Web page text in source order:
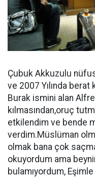
Çubuk Akkuzulu
ve 2007 Yılında
Burak ismini alan
kılmasından,oruç
etkilendim ve bende
verdim.Müslüman
olmak bana çok
okuyordum ama
bulamıyordum,